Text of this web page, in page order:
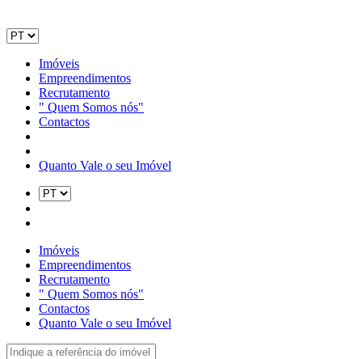
Imóveis
Empreendimentos
Recrutamento
" Quem Somos nós"
Contactos
Quanto Vale o seu Imóvel
Imóveis
Empreendimentos
Recrutamento
" Quem Somos nós"
Contactos
Quanto Vale o seu Imóvel